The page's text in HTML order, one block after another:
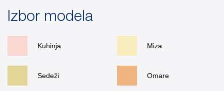
Izbor modela
Kuhinja Miza
Sedeži Omare